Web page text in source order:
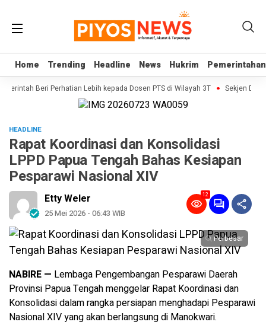
Home Trending Headline News Hukrim Pemerintahan
Home Trending Headline News Hukrim Pemerintahan
Beri Perhatian Lebih kepada Dosen PTS di Wilayah 3T Sekjen DPD
HEADLINE
Rapat Koordinasi dan Konsolidasi
LPPD Papua Tengah Bahas Kesiapan
Pesparawi Nasional XIV
Etty Weler
25 Mei 2026 - 06:43 WIB
12
Perbesar
NABIRE — Lembaga Pengembangan Pesparawi Daerah
Provinsi Papua Tengah menggelar Rapat Koordinasi dan
Konsolidasi dalam rangka persiapan menghadapi Pesparawi
Nasional XIV yang akan berlangsung di Manokwari.